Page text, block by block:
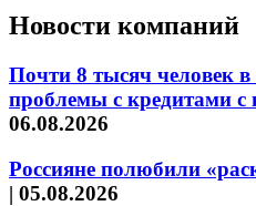
Новости компаний
Почти 8 тысяч человек
проблемы с кредитами
06.08.2026
Россияне полюбили
| 05.08.2026